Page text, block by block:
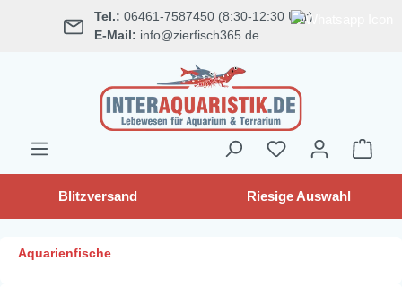
springen Tel.: 06461-7587450 (8:30-12:30 Uhr)
E-Mail: info@zierfisch365.de
Blitzversand Riesige Auswahl
Aquarienfische